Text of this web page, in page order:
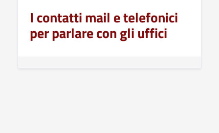
I contatti mail e telefonici
per parlare con gli uffici